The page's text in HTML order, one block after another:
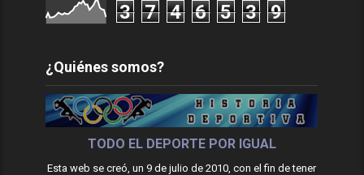
3 7 4 6 5 3 9
¿Quiénes somos?
TODO EL DEPORTE POR IGUAL
Esta web se creó, un 9 de julio de 2010, con el fin de tener